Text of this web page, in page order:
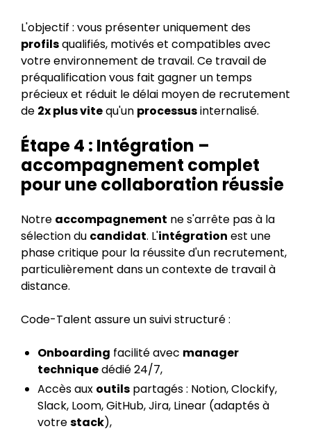
L'objectif : vous présenter uniquement des
profilsqualifiés, motivés et compatibles avec
votre environnement de travail. Ce travail de
préqualification vous fait gagner un temps
précieux et réduit le délai moyen de recrutement
de 2x plus vitequ'un processusinternalisé.
Étape 4 : Intégration –
accompagnement complet
pour une collaboration réussie
Notre accompagnement ne s'arrête pas à la
sélection du candidat. L'intégration est une
phase critique pour la réussite d'un recrutement,
particulièrement dans un contexte de travail à
distance.
Code-Talent assure un suivi structuré :
Onboarding facilité avec manager
techniquedédié 24/7,
Accès aux outils partagés : Notion, Clockify,
Slack, Loom, GitHub, Jira, Linear (adaptés à
votrestack),